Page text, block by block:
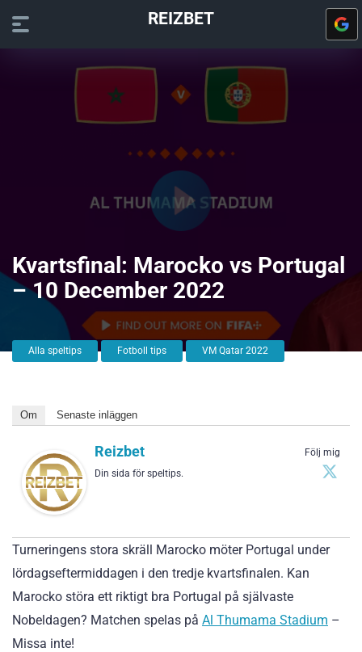
REIZBET
Kvartsfinal: Marocko vs Portugal
– 10 December 2022
Alla speltips Fotboll tips VM Qatar 2022
Om Senaste inläggen
Följ mig
Reizbet
Din sida för speltips.
Turneringens stora skräll Marocko möter Portugal under
lördagseftermiddagen i den tredje kvartsfinalen. Kan
Marocko störa ett riktigt bra Portugal på självaste
Nobeldagen? Matchen spelas på Al Thumama Stadium –
Missa inte!